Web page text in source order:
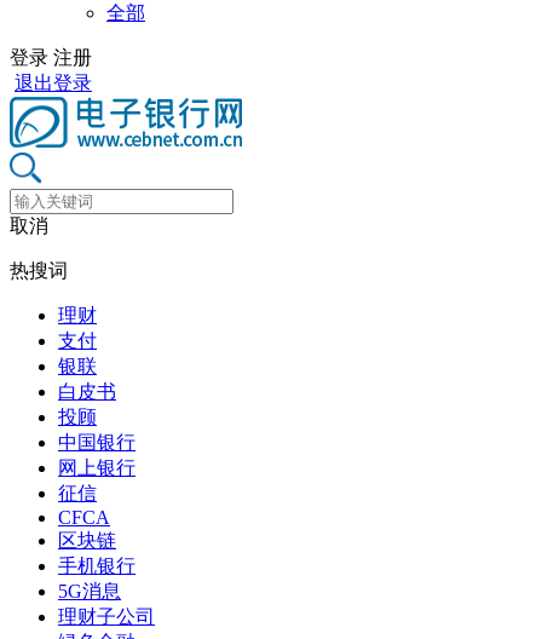
全部
登录 注册
退出登录
取消
热搜词
理财
支付
银联
白皮书
投顾
中国银行
网上银行
征信
CFCA
区块链
手机银行
5G消息
理财子公司